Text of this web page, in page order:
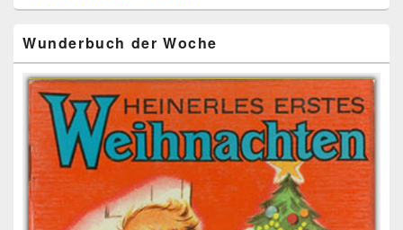
Wunderbuch der Woche